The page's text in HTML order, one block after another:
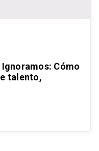
Cómo
talento,